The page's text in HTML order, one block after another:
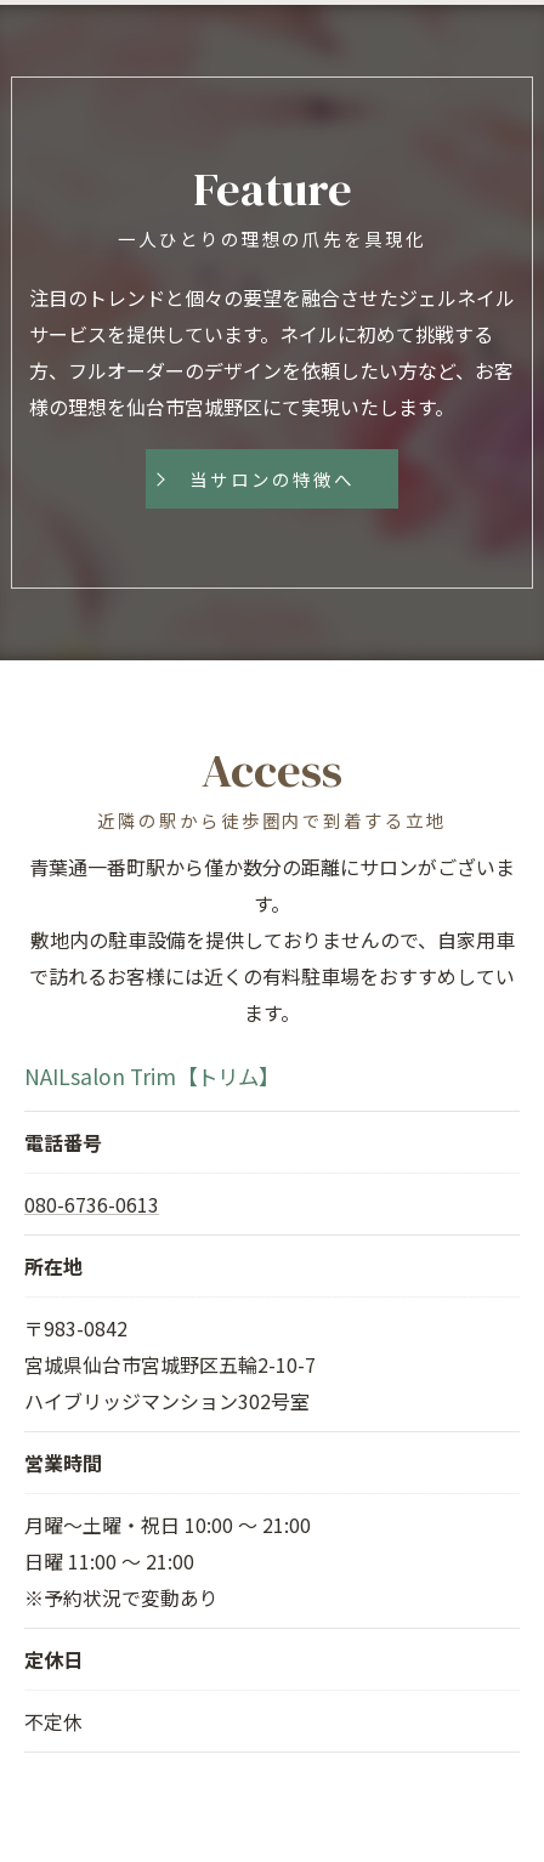
一人ひとりの理想の爪先を具現化
Feature
注目のトレンドと個々の要望を融合させたジェルネイル
サービスを提供しています。ネイルに初めて挑戦する
方、フルオーダーのデザインを依頼したい方など、お客
様の理想を仙台市宮城野区にて実現いたします。
当サロンの特徴へ
近隣の駅から徒歩圏内で到着する立地
Access
青葉通一番町駅から僅か数分の距離にサロンがございま
す。
敷地内の駐車設備を提供しておりませんので、自家用車
で訪れるお客様には近くの有料駐車場をおすすめしてい
ます。
NAILsalon Trim【トリム】
電話番号
080-6736-0613
所在地
〒983-0842
宮城県仙台市宮城野区五輪2-10-7
ハイブリッジマンション302号室
営業時間
月曜～土曜・祝日 10:00 ～ 21:00
日曜 11:00 ～ 21:00
※予約状況で変動あり
定休日
不定休